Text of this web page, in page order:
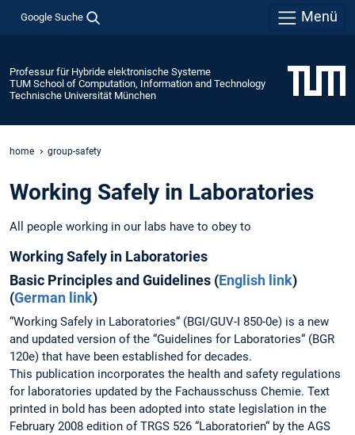
Google Suche Menü
Professur für Hybride elektronische Systeme
TUM School of Computation, Information and Technology
Technische Universität München
home group-safety
Working Safely in Laboratories
All people working in our labs have to obey to
Working Safely in Laboratories
Basic Principles and Guidelines (English link)
(German link)
“Working Safely in Laboratories“ (BGI/GUV-I 850-0e) is a new
and updated version of the “Guidelines for Laboratories“ (BGR
120e) that have been established for decades.
This publication incorporates the health and safety regulations
for laboratories updated by the Fachausschuss Chemie. Text
printed in bold has been adopted into state legislation in the
February 2008 edition of TRGS 526 “Laboratorien“ by the AGS